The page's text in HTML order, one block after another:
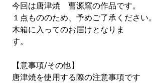
今回は唐津焼 曹源窯の作品です。
１点もののため、予めご了承ください。
木箱に入ってのお届けとなりま
す。
【意事項/その他】
唐津焼を使用する際の注意事項です